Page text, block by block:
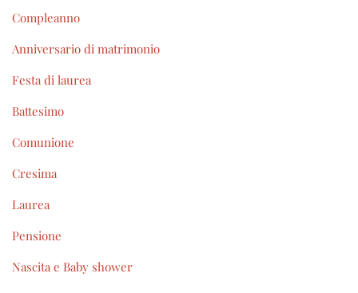
Compleanno
Anniversario di matrimonio
Festa di laurea
Battesimo
Comunione
Cresima
Laurea
Pensione
Nascita e Baby shower